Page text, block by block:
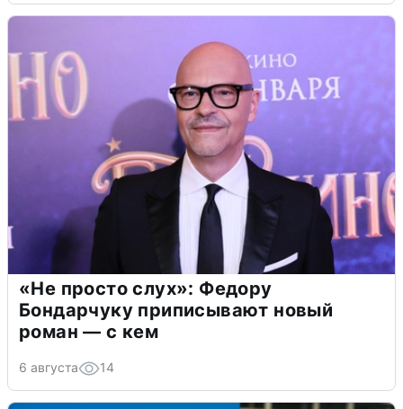
«Не просто слух»: Федору
Бондарчуку приписывают новый
роман — с кем
6 августа 14